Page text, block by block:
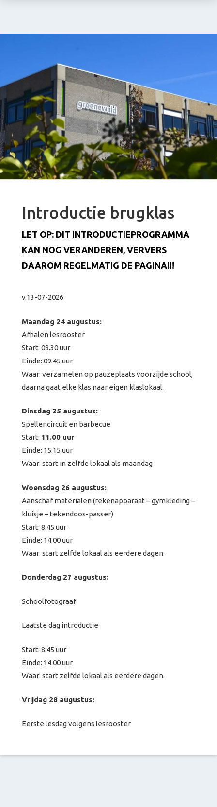
Introductie brugklas
LET OP: DIT INTRODUCTIEPROGRAMMA
KAN NOG VERANDEREN, VERVERS
DAAROM REGELMATIG DE PAGINA!!!
v.13-07-2026
Maandag 24 augustus:
Afhalen lesrooster
Start: 08.30 uur
Einde: 09.45 uur
Waar: verzamelen op pauzeplaats voorzijde school,
daarna gaat elke klas naar eigen klaslokaal.
Dinsdag 25 augustus:
Spellencircuit en barbecue
Start: 11.00 uur
Einde: 15.15 uur
Waar: start in zelfde lokaal als maandag
Woensdag 26 augustus:
Aanschaf materialen (rekenapparaat – gymkleding –
kluisje – tekendoos-passer)
Start: 8.45 uur
Einde: 14.00 uur
Waar: start zelfde lokaal als eerdere dagen.
Donderdag 27 augustus:
Schoolfotograaf
Laatste dag introductie
Start: 8.45 uur
Einde: 14.00 uur
Waar: start zelfde lokaal als eerdere dagen.
Vrijdag 28 augustus:
Eerste lesdag volgens lesrooster